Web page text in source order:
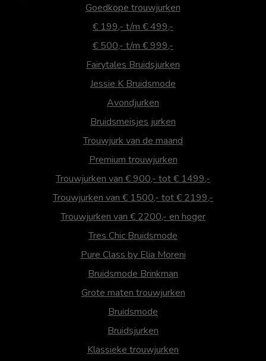
Goedkope trouwjurken
€ 199,- t/m € 499,-
€ 500,- t/m € 999,-
Fairytales Bruidsjurken
Jessie K Bruidsmode
Avondjurken
Bruidsmeisjes jurken
Trouwjurk van de maand
Premium trouwjurken
Trouwjurken van € 900,- tot € 1499,-
Trouwjurken van € 1500,- tot € 2199,-
Trouwjurken van € 2200,- en hoger
Tres Chic Bruidsmode
Pure Class by Elia Moreni
Bruidsmode Brinkman
Grote maten trouwjurken
Bruidsmode
Bruidsjurken
Klassieke trouwjurken